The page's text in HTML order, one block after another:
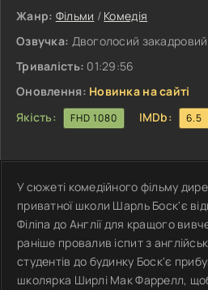
Жанр: Фільми / Комедія
Озвучка: Двоголосий
Тривалість: 01:29:56
Оновлення: Новинка на сайті
Якість:
FHD 1080 IMDb: 6.5
У сюжеті комедійного фільму
приватної школи Шарль Боск'є
Філіпа до Англії для кращого
раніше провалив іспит з
студентів до будинку Боск'є
школярка Ширлі Мак Фаррелл,